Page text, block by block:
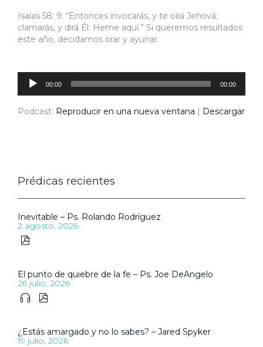
Isaías 58: 9: “Entonces invocarás, y te oirá Jehová;
clamarás, y dirá Él: Heme aquí.” Si queremos resultados
este año, decidamos orar y ayunar.
Reproductor
audio 00:00 00:00
Podcast: Reproducir en una nueva ventana | Descargar
Prédicas recientes
Inevitable – Ps. Rolando Rodríguez
2 agosto, 2026

El punto de quiebre de la fe – Ps. Joe DeAngelo
26 julio, 2026
 
¿Estás amargado y no lo sabes? – Jared Spyker
19 julio, 2026